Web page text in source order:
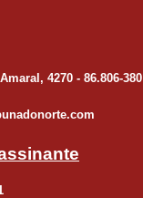
Av. Zilda Seixas Amaral, 4270 - 86.806-380